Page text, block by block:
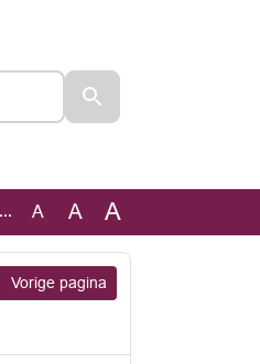
A A A
Vorige pagina